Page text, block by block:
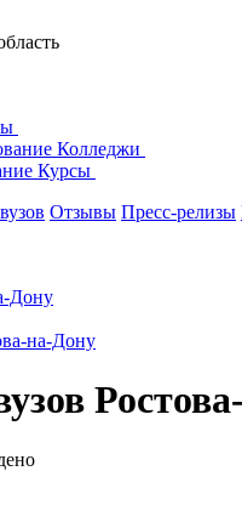
Колледжи
Курсы
Отзывы Пресс-релизы
Дону
на-Дону